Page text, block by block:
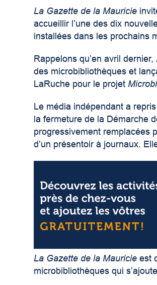
La Gazette de la Mauricie
accueillir l’une des dix
installées dans les prochains
Rappelons qu’en avril dernier,
des microbibliothèques et
LaRuche pour le projet
Le média indépendant a
la fermeture de la Démarche
progressivement remplacées
d’un présentoir à journaux.
La Gazette de la Mauricie est
microbibliothèques qui